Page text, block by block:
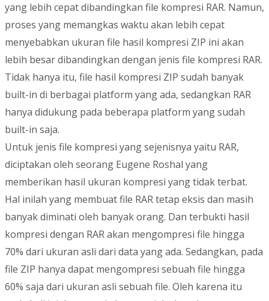
yang lebih cepat dibandingkan file kompresi RAR. Namun,
proses yang memangkas waktu akan lebih cepat
menyebabkan ukuran file hasil kompresi ZIP ini akan
lebih besar dibandingkan dengan jenis file kompresi RAR.
Tidak hanya itu, file hasil kompresi ZIP sudah banyak
built-in di berbagai platform yang ada, sedangkan RAR
hanya didukung pada beberapa platform yang sudah
built-in saja.
Untuk jenis file kompresi yang sejenisnya yaitu RAR,
diciptakan oleh seorang Eugene Roshal yang
memberikan hasil ukuran kompresi yang tidak terbat.
Hal inilah yang membuat file RAR tetap eksis dan masih
banyak diminati oleh banyak orang. Dan terbukti hasil
kompresi dengan RAR akan mengompresi file hingga
70% dari ukuran asli dari data yang ada. Sedangkan, pada
file ZIP hanya dapat mengompresi sebuah file hingga
60% saja dari ukuran asli sebuah file. Oleh karena itu